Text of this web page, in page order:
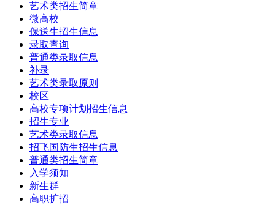
艺术类招生简章
微高校
保送生招生信息
录取查询
普通类录取信息
补录
艺术类录取原则
校区
高校专项计划招生信息
招生专业
艺术类录取信息
招飞国防生招生信息
普通类招生简章
入学须知
新生群
高职扩招